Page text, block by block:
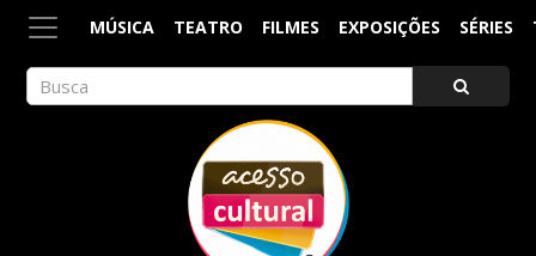
MÚSICA TEATRO FILMES EXPOSIÇÕES SÉRIES